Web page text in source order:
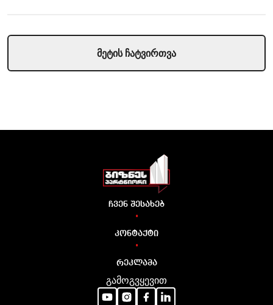
მეტის ჩატვირთვა
ჩვენ შესახებ
•
კონტაქტი
•
რეკლამა
გამოგვყევით